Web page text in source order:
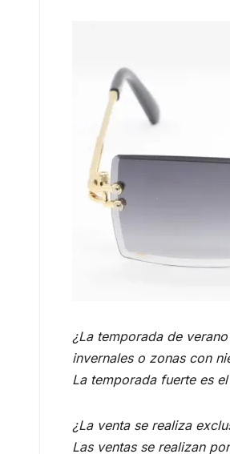
¿La temporada de
invernales o zonas con
La temporada fuerte es
¿La venta se realiza
Las ventas se realizan